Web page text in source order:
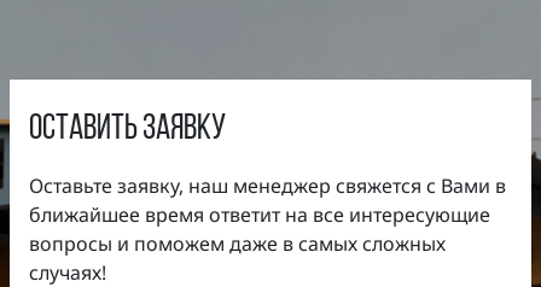
оставить заявку
Оставьте заявку, наш менеджер свяжется с Вами в
ближайшее время ответит на все интересующие
вопросы и поможем даже в самых сложных
случаях!